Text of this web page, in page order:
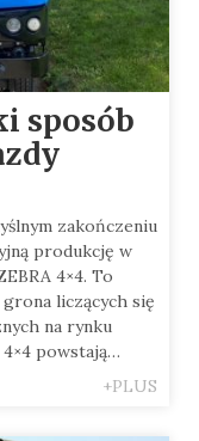
sposób
zakończeniu
produkcję w
4×4. To
liczących się
na rynku
powstają…
+PLUS